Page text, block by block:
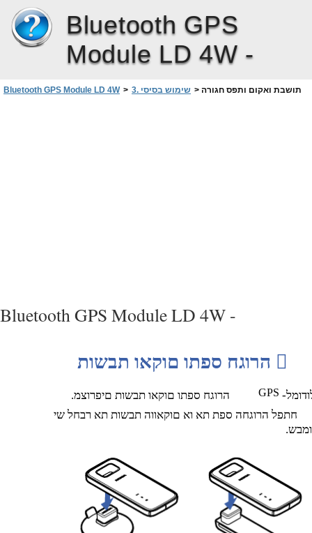
Bluetooth GPS
Module LD 4W -
Bluetooth GPS Module LD 4W > 3. שימוש בסיסי > תושבת ואקום ותפס חגורה
Bluetooth GPS Module LD 4W -

.הרוגח ספתו םוקאו תבשות םיפרוצמ GPS
חתפל הרוגחה ספת תא וא םוקאווה תבשות תא רבחל שי